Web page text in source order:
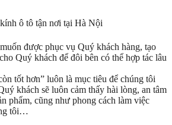
ô tô tận nơi tại Hà Nội
được phục vụ Quý khách hàng, tạo
Quý khách để đôi bên có thể hợp tác lâu
tốt hơn” luôn là mục tiêu để chúng tôi
khách sẽ luôn cảm thấy hài lòng, an tâm
phẩm, cũng như phong cách làm việc
tôi…